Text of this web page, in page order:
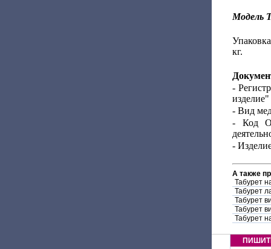
Модель
кг.
-
- Вид
- Код
-
А также
Табурет
Табурет
Табурет
Табурет
Табурет